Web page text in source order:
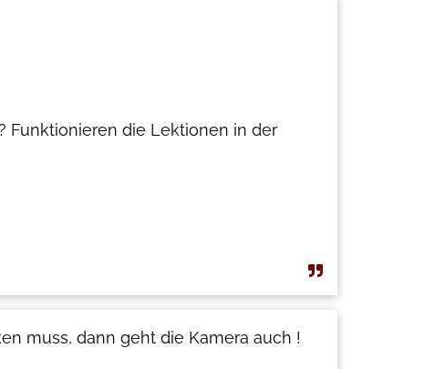
Funktionieren die Lektionen in der
muss, dann geht die Kamera auch !